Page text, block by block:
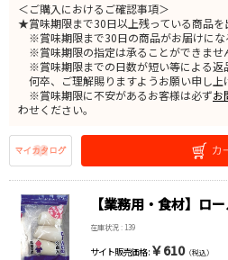
＜ご購入におけるご確認事項＞
★賞味期限まで30日以上残っている商品を
※賞味期限まで30日の商品がお届けにな
※賞味期限の指定は承ることができませ
※賞味期限までの日数が短い等による返
何卒、ご理解賜りますようお願い申し上
※賞味期限に不安があるお客様は必ずお
わせください。
【業務用・食材】ロ
在庫状況 : 139
サイト販売価格 : ￥610（税込）